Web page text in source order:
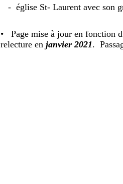
- église St- Laurent avec son
• Page mise à jour en fonction
relecture en janvier 2021.